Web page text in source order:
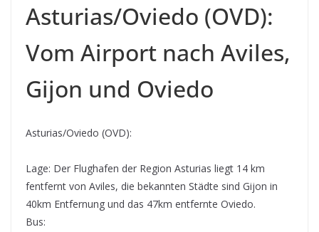
Asturias/Oviedo (OVD):
Vom Airport nach Aviles,
Gijon und Oviedo
Asturias/Oviedo (OVD):
Lage: Der Flughafen der Region Asturias liegt 14 km
fentfernt von Aviles, die bekannten Städte sind Gijon in
40km Entfernung und das 47km entfernte Oviedo.
Bus: